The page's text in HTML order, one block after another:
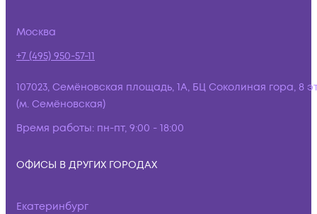
Москва
+7 (495) 950-57-11
107023, Семёновская площадь, 1А, БЦ Соколиная гора, 8
(м. Семёновская)
Время работы: пн-пт, 9:00 - 18:00
ОФИСЫ В ДРУГИХ ГОРОДАХ
Екатеринбург